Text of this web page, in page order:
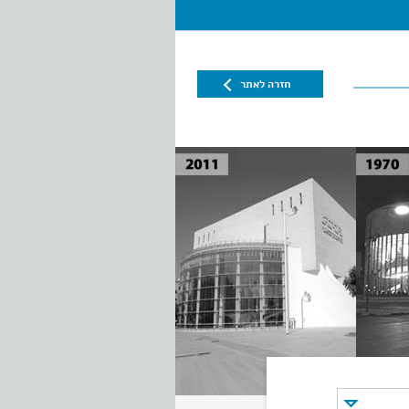
חזרה לאתר